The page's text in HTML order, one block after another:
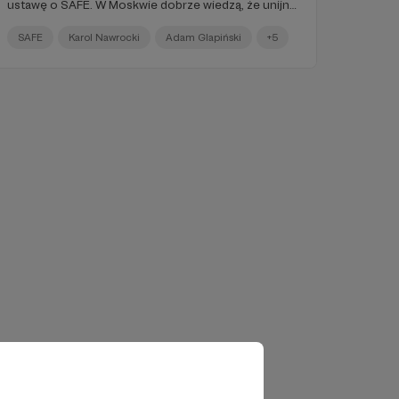
ustawę o SAFE. W Moskwie dobrze wiedzą, że unijne
SAFE Karol Nawrocki Adam Glapiński +5